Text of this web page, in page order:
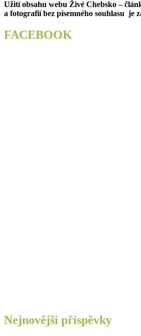
příspěvek
Užití obsahu webu Živé Chebsko –
a fotografií bez písemného souhlasu je
FACEBOOK
Nejnovější příspěvky